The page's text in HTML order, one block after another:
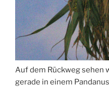
Auf dem Rückweg sehen
gerade in einem